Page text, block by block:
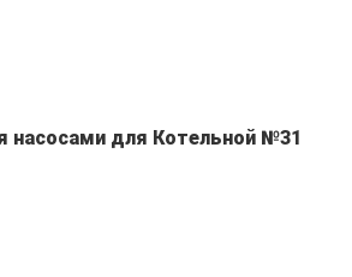
насосами для Котельной №31